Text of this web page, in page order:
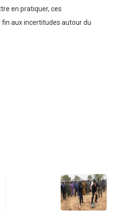
en pratiquer, ces
aux incertitudes autour du